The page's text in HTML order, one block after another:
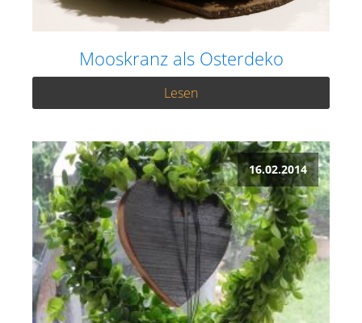
Mooskranz als Osterdeko
Lesen
16.02.2014